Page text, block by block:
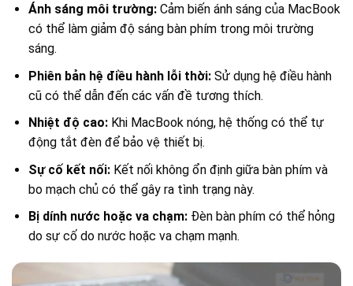
Ánh sáng môi trường: Cảm biến ánh sáng của MacBook
có thể làm giảm độ sáng bàn phím trong môi trường
sáng.
Phiên bản hệ điều hành lỗi thời: Sử dụng hệ điều hành
cũ có thể dẫn đến các vấn đề tương thích.
Nhiệt độ cao: Khi MacBook nóng, hệ thống có thể tự
động tắt đèn để bảo vệ thiết bị.
Sự cố kết nối: Kết nối không ổn định giữa bàn phím và
bo mạch chủ có thể gây ra tình trạng này.
Bị dính nước hoặc va chạm: Đèn bàn phím có thể hỏng
do sự cố do nước hoặc va chạm mạnh.